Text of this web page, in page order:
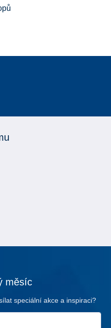
měsíc
speciální akce a inspiraci?